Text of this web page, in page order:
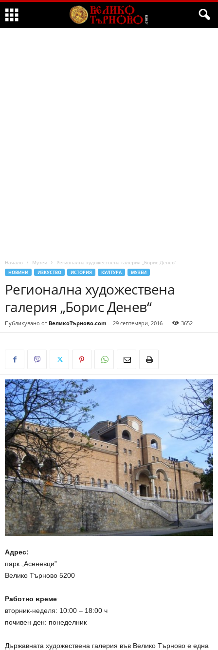
Начало Музеи Регионална художествена галерия „Борис Денев“
НОВИНИ ИЗКУСТВО ИСТОРИЯ КУЛТУРА МУЗЕИ
Регионална художествена
галерия „Борис Денев“
Публикувано от ВеликоТърново.com - 29 септември, 2016 3652
Адрес:
парк „Асеневци”
Велико Търново 5200
Работно време:
вторник-неделя: 10:00 – 18:00 ч
почивен ден: понеделник
Държавната художествена галерия във Велико Търново е една